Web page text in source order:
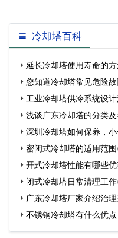
冷却塔百科
延长冷却塔使用寿命的
您知道冷却塔常见危险
工业冷却塔供冷系统设
什么)…
浅谈广东冷却塔的分类
成本对比)…
深圳冷却塔如何保养，
的保养)…
密闭式冷却塔的适用范
开式冷却塔性能有哪些
闭式冷却塔日常清理工
广东冷却塔厂家介绍治
冷却塔厂家)…
不锈钢冷却塔有什么优